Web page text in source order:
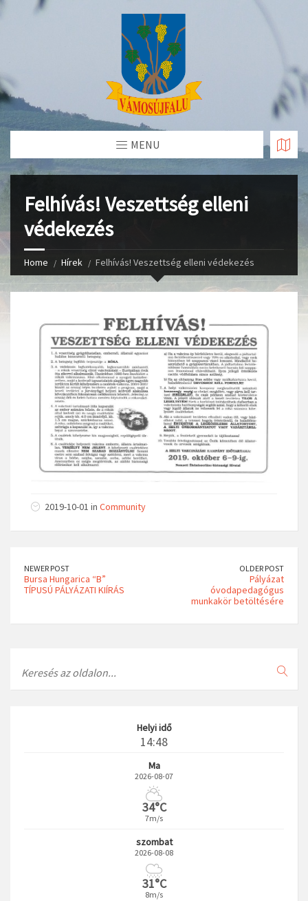
Skip
MENU
Felhívás! Veszettség elleni
védekezés
Home Hírek Felhívás! Veszettség elleni védekezés
2019-10-01 in Community
NEWER POST
Bursa Hungarica “B”
TÍPUSÚ PÁLYÁZATI KIÍRÁS
OLDER POST
Pályázat
óvodapedagógus
munkakör betöltésére
Helyi idő
14:48
Ma
2026-08-07
34°C
7m/s
szombat
2026-08-08
31°C
8m/s